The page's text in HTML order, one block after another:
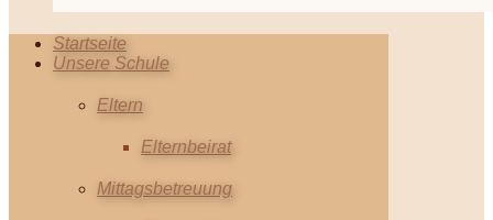
Startseite
Unsere Schule
Eltern
Elternbeirat
Mittagsbetreuung